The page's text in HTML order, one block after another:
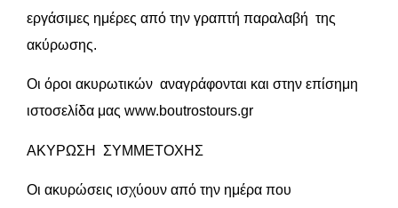
εργάσιμες ημέρες από την γραπτή παραλαβή της
ακύρωσης.
Οι όροι ακυρωτικών αναγράφονται και στην επίσημη
ιστοσελίδα μας www.boutrostours.gr
ΑΚΥΡΩΣΗ ΣΥΜΜΕΤΟΧΗΣ
Οι ακυρώσεις ισχύουν από την ημέρα που